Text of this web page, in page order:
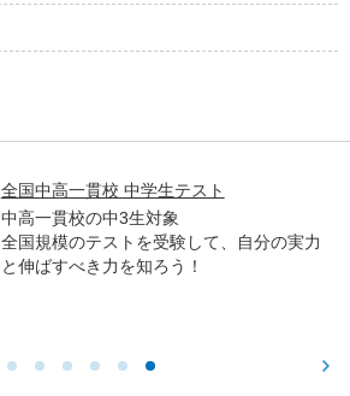
全国中高一貫校 中学生テスト
中高一貫校の中3生対象
全国規模のテストを受験して、自分の実力
と伸ばすべき力を知ろう！